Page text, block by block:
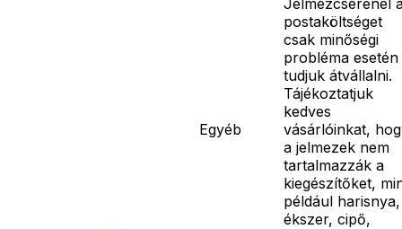
Egyéb
postaköltséget
csak minőségi
probléma esetén
tudjuk átvállalni.
Tájékoztatjuk
kedves
vásárlóinkat,
a jelmezek nem
tartalmazzák a
kiegészítőket,
például harisnya,
ékszer, cipő,